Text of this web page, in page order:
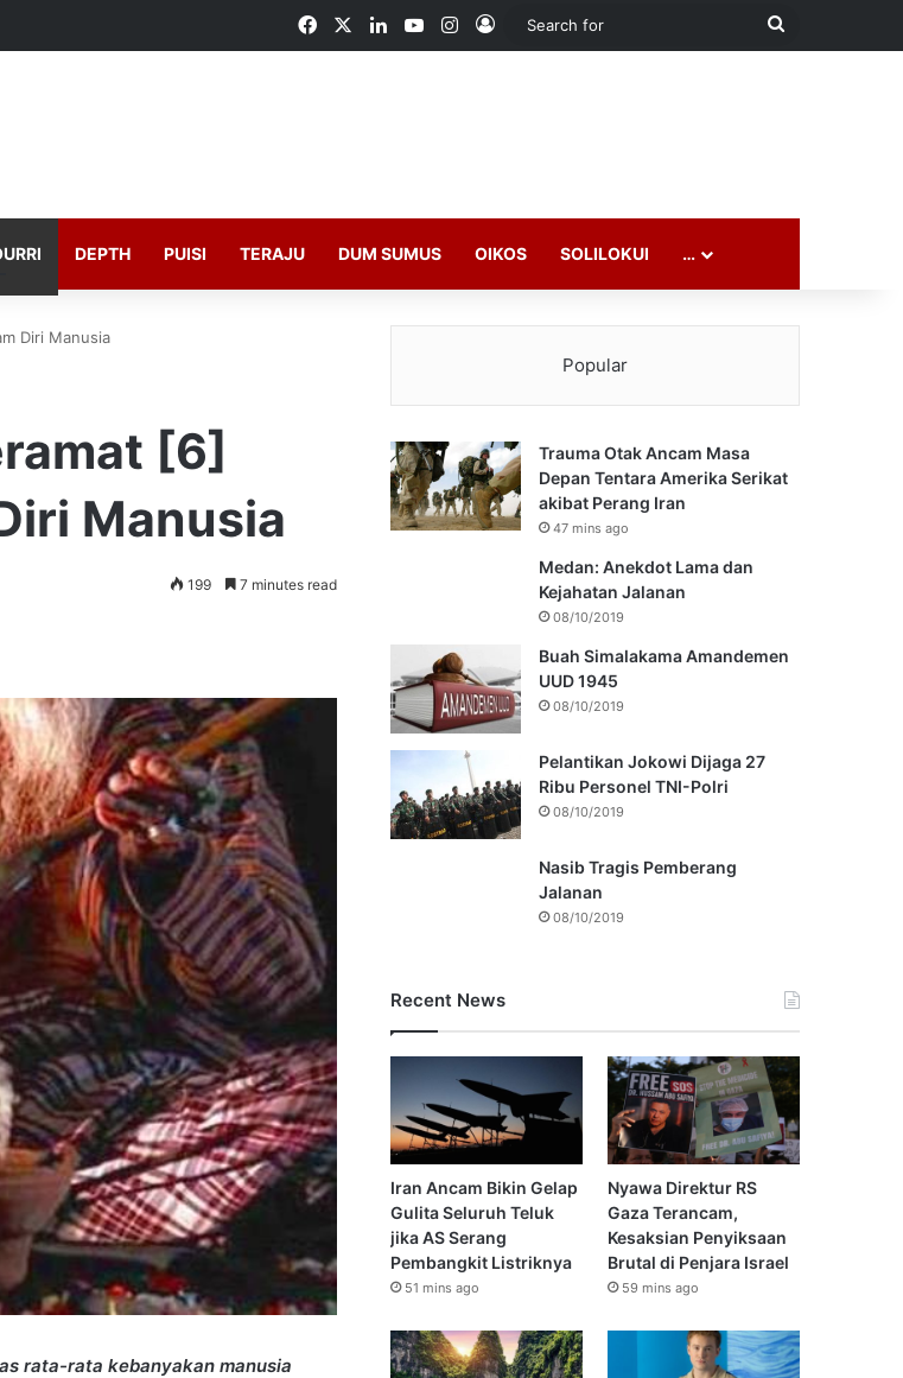
FacebookLinkedInYouTubeInstagram
Log In
Search
DEPTH PUISI TERAJU DUM SUMUS OIKOS SOLILOKUI …
Diri Manusia
[6]
Manusia
199 7 minutes read
rata-rata kebanyakan manusia
Popular
Trauma Otak Ancam Masa
Depan Tentara Amerika Serikat
akibat Perang Iran
47 mins ago
Medan: Anekdot Lama dan
Kejahatan Jalanan
08/10/2019
Buah Simalakama Amandemen
UUD 1945
08/10/2019
Pelantikan Jokowi Dijaga 27
Ribu Personel TNI-Polri
08/10/2019
Nasib Tragis Pemberang
Jalanan
08/10/2019
Recent News
Iran Ancam Bikin Gelap
Gulita Seluruh Teluk
jika AS Serang
Pembangkit Listriknya
51 mins ago
Nyawa Direktur RS
Gaza Terancam,
Kesaksian Penyiksaan
Brutal di Penjara Israel
59 mins ago